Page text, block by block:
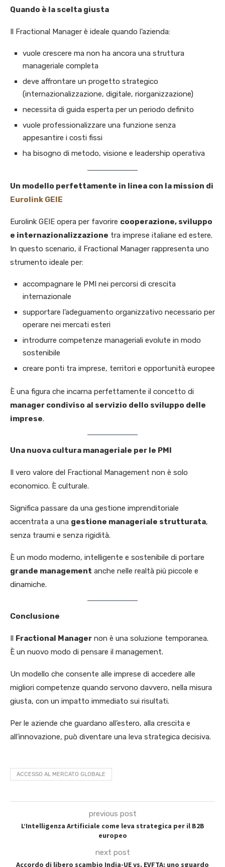
Quando è la scelta giusta
Il Fractional Manager è ideale quando l’azienda:
vuole crescere ma non ha ancora una struttura
manageriale completa
deve affrontare un progetto strategico
(internazionalizzazione, digitale, riorganizzazione)
necessita di guida esperta per un periodo definito
vuole professionalizzare una funzione senza
appesantire i costi fissi
ha bisogno di metodo, visione e leadership operativa
Un modello perfettamente in linea con la mission di
Eurolink GEIE
Eurolink GEIE opera per favorire cooperazione, sviluppo
e internazionalizzazione tra imprese italiane ed estere.
In questo scenario, il Fractional Manager rappresenta uno
strumento ideale per:
accompagnare le PMI nei percorsi di crescita
internazionale
supportare l’adeguamento organizzativo necessario per
operare nei mercati esteri
introdurre competenze manageriali evolute in modo
sostenibile
creare ponti tra imprese, territori e opportunità europee
È una figura che incarna perfettamente il concetto di
manager condiviso al servizio dello sviluppo delle
imprese.
Una nuova cultura manageriale per le PMI
Il vero valore del Fractional Management non è solo
economico. È culturale.
Significa passare da una gestione imprenditoriale
accentrata a una gestione manageriale strutturata,
senza traumi e senza rigidità.
È un modo moderno, intelligente e sostenibile di portare
grande management anche nelle realtà più piccole e
dinamiche.
Conclusione
Fractional Manager non è una soluzione temporanea.
È un nuovo modo di pensare il management.
Un modello che consente alle imprese di accedere alle
migliori competenze quando servono davvero, nella misura
giusta, con un impatto immediato sui risultati.
Per le aziende che guardano all’estero, alla crescita e
all’innovazione, può diventare una leva strategica decisiva.
ACCESSO AL MERCATO GLOBALE
previous post
L’Intelligenza Artificiale come leva strategica per il B2B
europeo
next post
Accordo di libero scambio India-UE vs. EVFTA: uno sguardo